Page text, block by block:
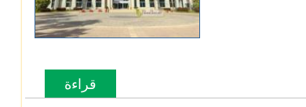
قراءة